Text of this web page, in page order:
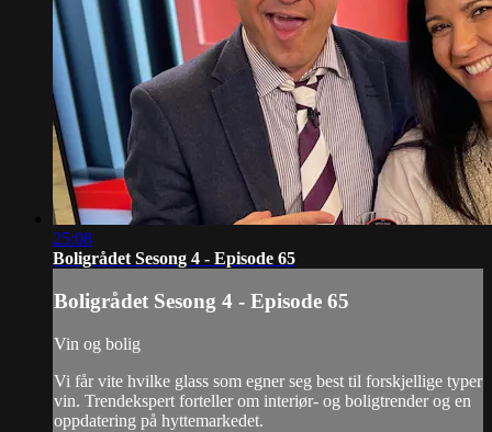
25:08
Boligrådet Sesong 4 - Episode 65
Boligrådet Sesong 4 - Episode 65
Vin og bolig
Vi får vite hvilke glass som egner seg best til forskjellige typer
vin. Trendekspert forteller om interiør- og boligtrender og en
oppdatering på hyttemarkedet.